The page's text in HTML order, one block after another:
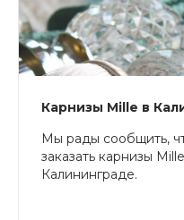
Карнизы Mille в
Мы рады сообщить,
заказать карнизы
Калининграде.